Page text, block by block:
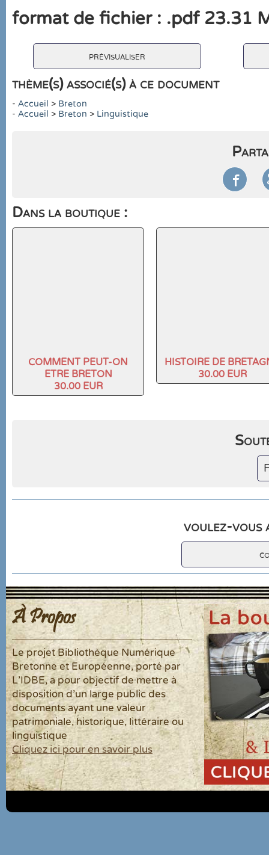
format de fichier : .pdf 23.31
prévisualiser
thème(s) associé(s) à ce document
- Accueil > Breton
- Accueil > Breton > Linguistique

Dans la boutique :
COMMENT PEUT-ON
ETRE BRETON
30.00 EUR
HISTOIRE DE
30.00 EUR
voulez-vous
À Propos
Le projet Bibliothèque Numérique
Bretonne et Européenne, porté par
L'IDBE, a pour objectif de mettre à
disposition d'un large public des
documents ayant une valeur
patrimoniale, historique, littéraire ou
linguistique
Cliquez ici pour en savoir plus